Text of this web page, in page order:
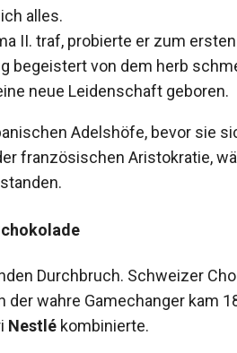
alles.
II. traf, probierte er zum
begeistert von dem herb
neue Leidenschaft geboren.
Adelshöfe, bevor sie
französischen Aristokratie,
Durchbruch. Schweizer
wahre Gamechanger kam
Nestlé kombinierte.